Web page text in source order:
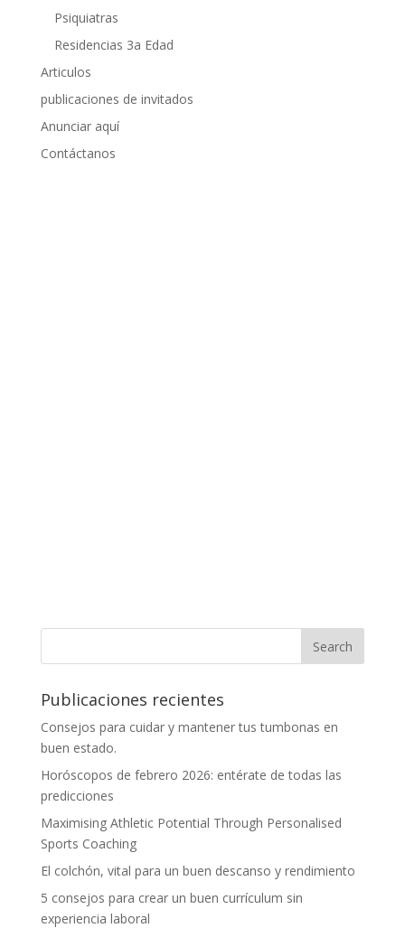
Psiquiatras
Residencias 3a Edad
Articulos
publicaciones de invitados
Anunciar aquí
Contáctanos
Publicaciones recientes
Consejos para cuidar y mantener tus tumbonas en
buen estado.
Horóscopos de febrero 2026: entérate de todas las
predicciones
Maximising Athletic Potential Through Personalised
Sports Coaching
El colchón, vital para un buen descanso y rendimiento
5 consejos para crear un buen currículum sin
experiencia laboral